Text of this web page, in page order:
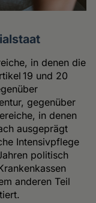
in denen die
19 und 20
gegenüber
in denen
ausgeprägt
Intensivpflege
politisch
anderen Teil